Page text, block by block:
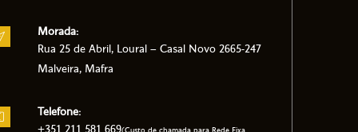
Morada:
Rua 25 de Abril, Loural – Casal Novo 2665-247
Malveira, Mafra
Telefone: